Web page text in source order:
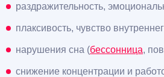
раздражительность,
плаксивость, чувство
нарушения сна (бессонница,
снижение концентрации и